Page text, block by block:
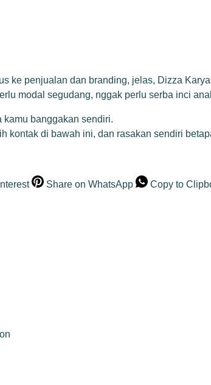
ke penjualan dan branding, jelas, Dizza
modal segudang, nggak perlu serba inci
kamu banggakan sendiri.
kontak di bawah ini, dan rasakan sendiri
Share on WhatsApp Copy to